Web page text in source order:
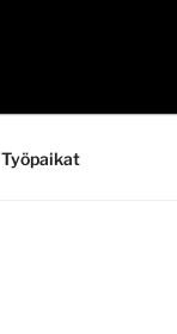
Työpaikat